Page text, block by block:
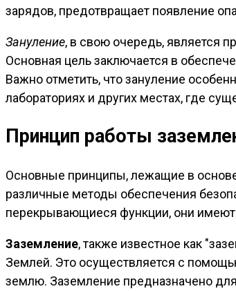
зарядов, предотвращает появление
Зануление, в свою очередь, является
Основная цель заключается в
Важно отметить, что зануление
лабораториях и других местах, где
Принцип работы
Основные принципы, лежащие в
различные методы обеспечения
перекрывающиеся функции, они имеют
Заземление, также известное как
Землей. Это осуществляется с
землю. Заземление предназначено